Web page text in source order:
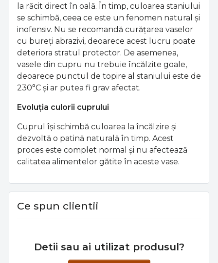
la răcit direct în oală. În timp, culoarea staniului
se schimbă, ceea ce este un fenomen natural și
inofensiv. Nu se recomandă curățarea vaselor
cu bureți abrazivi, deoarece acest lucru poate
deteriora stratul protector. De asemenea,
vasele din cupru nu trebuie încălzite goale,
deoarece punctul de topire al staniului este de
230°C și ar putea fi grav afectat.
Evoluția culorii cuprului
Cuprul își schimbă culoarea la încălzire și
dezvoltă o patină naturală în timp. Acest
proces este complet normal și nu afectează
calitatea alimentelor gătite în aceste vase.
Ce spun clientii
Detii sau ai utilizat produsul?